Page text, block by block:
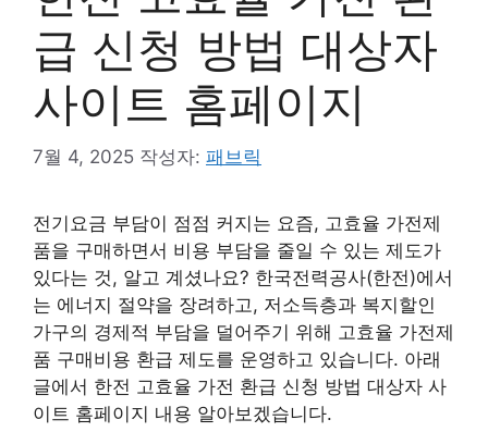
급 신청 방법 대상자
사이트 홈페이지
7월 4, 2025 작성자: 패브릭
전기요금 부담이 점점 커지는 요즘, 고효율 가전제
품을 구매하면서 비용 부담을 줄일 수 있는 제도가
있다는 것, 알고 계셨나요? 한국전력공사(한전)에서
는 에너지 절약을 장려하고, 저소득층과 복지할인
가구의 경제적 부담을 덜어주기 위해 고효율 가전제
품 구매비용 환급 제도를 운영하고 있습니다. 아래
글에서 한전 고효율 가전 환급 신청 방법 대상자 사
이트 홈페이지 내용 알아보겠습니다.